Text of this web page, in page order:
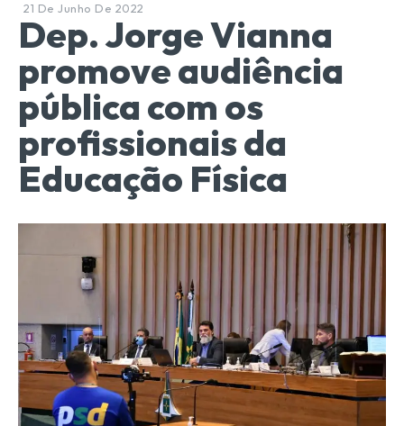
21 De Junho De 2022
Dep. Jorge Vianna
promove audiência
pública com os
profissionais da
Educação Física